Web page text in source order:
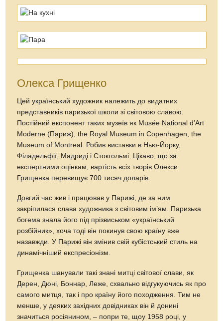
Олекса Грищенко
Цей український художник належить до видатних
представників паризької школи зі світовою славою.
Постійний експонент таких музеїв як Musée National d’Art
Moderne (Париж), the Royal Museum in Copenhagen, the
Museum of Montreal. Робив виставки в Нью-Йорку,
Філадельфії, Мадриді і Стокгольмі. Цікаво, що за
експертними оцінкам, вартість всіх творів Олекси
Грищенка перевищує 700 тисяч доларів.
Довгий час жив і працював у Парижі, де за ним
закріпилася слава художника з світовим ім’ям. Паризька
богема знала його під прізвиськом «український
розбійник», хоча тоді він покинув свою країну вже
назавжди. У Парижі він змінив свій кубістський стиль на
динамічніший експресіонізм.
Грищенка шанували такі знані митці світової слави, як
Дерен, Дюні, Боннар, Леже, схвально відгукуючись як про
самого митця, так і про країну його походження. Тим не
менше, у деяких західних довідниках він й донині
значиться росіянином, – попри те, щоу 1958 році, у